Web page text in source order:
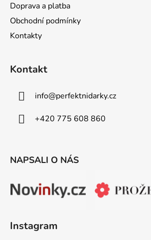
Doprava a platba
Obchodní podmínky
Kontakty
Kontakt
info@perfektnidarky.cz
+420 775 608 860
NAPSALI O NÁS
Instagram